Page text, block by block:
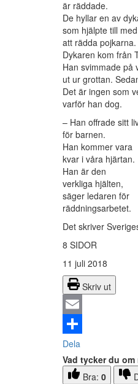
är räddade.
De hyllar en av
som hjälpte till med
att rädda pojkarna.
Dykaren kom från
Han svimmade på
ut ur grottan.
Det är ingen som
varför han dog.
– Han offrade sitt
för barnen.
Han kommer vara
kvar i våra hjärtan.
Han är den
verkliga hjälten,
säger ledaren för
räddningsarbetet.
Det skriver
8 SIDOR
11 juli 2018
Skriv ut
Email
Dela
Vad tycker du
Bra: 0